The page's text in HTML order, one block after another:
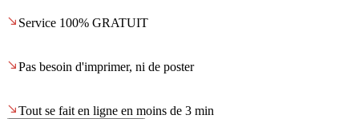
Service 100% GRATUIT
Pas besoin d'imprimer, ni de poster
Tout se fait en ligne en moins de 3 min